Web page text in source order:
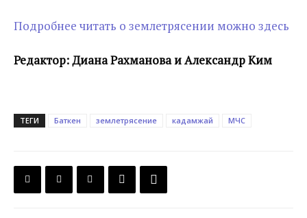
Подробнее читать о землетрясении можно здесь
Редактор: Диана Рахманова и Александр Ким
ТЕГИ Баткен землетрясение кадамжай МЧС